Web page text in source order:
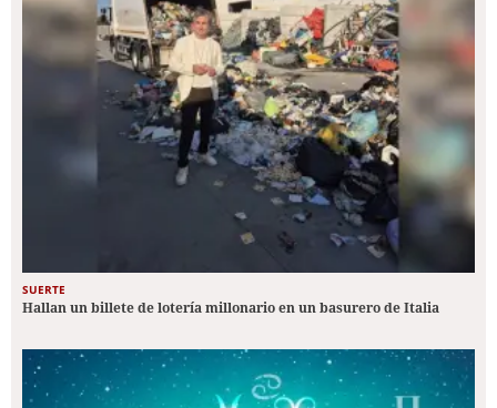
SUERTE
Hallan un billete de lotería millonario en un basurero de Italia